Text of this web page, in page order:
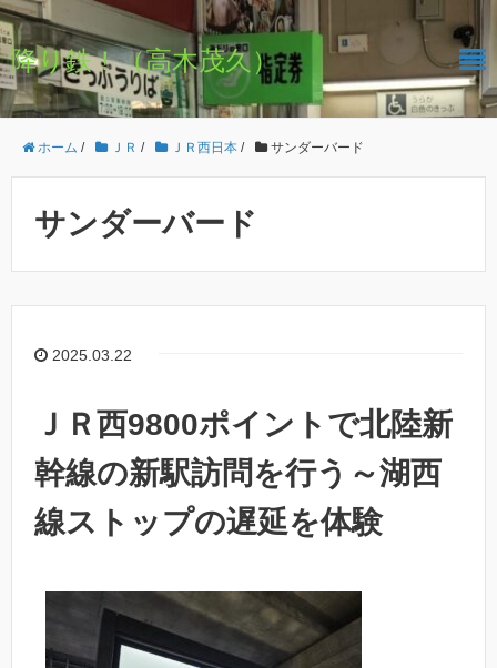
降り鉄！（高木茂久）
ホーム / ＪＲ / ＪＲ西日本 / サンダーバード
サンダーバード
2025.03.22
ＪＲ西9800ポイントで北陸新
幹線の新駅訪問を行う～湖西
線ストップの遅延を体験